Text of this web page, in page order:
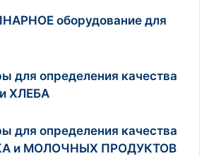
оборудование для
для определения качества
ХЛЕБА
для определения качества
и МОЛОЧНЫХ ПРОДУКТОВ